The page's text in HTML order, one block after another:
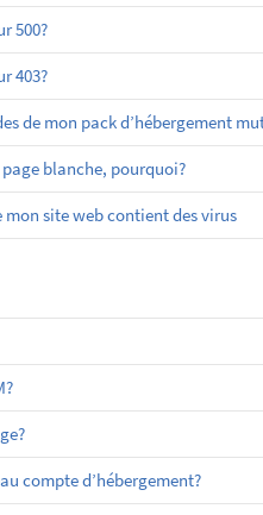
500?
403?
de mon pack d’hébergement
blanche, pourquoi?
site web contient des virus
compte d’hébergement?